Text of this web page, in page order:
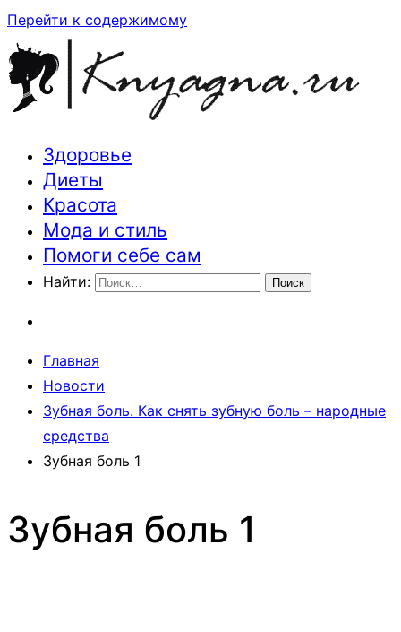
Перейти к содержимому
Траектория здоровья и красоты
Здоровье
Диеты
Красота
Мода и стиль
Помоги себе сам
Найти:
Главная
Новости
Зубная боль. Как снять зубную боль – народные
средства
Зубная боль 1
Зубная боль 1